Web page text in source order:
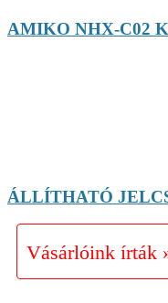
AMIKO NHX-C02
ÁLLÍTHATÓ
Vásárlóink írták